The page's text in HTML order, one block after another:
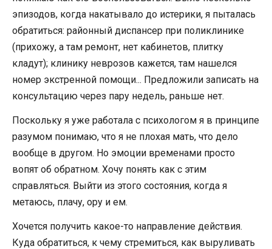
эпизодов, когда накатывало до истерики, я пыталась
обратиться: районный диспансер при поликлинике
(прихожу, а там ремонт, нет кабинетов, плитку
кладут); клинику неврозов кажется, там нашелся
номер экстренной помощи... Предложили записать на
консультацию через пару недель, раньше нет.
Поскольку я уже работала с психологом я в принципе
разумом понимаю, что я не плохая мать, что дело
вообще в другом. Но эмоции временами просто
вопят об обратном. Хочу понять как с этим
справляться. Выйти из этого состояния, когда я
метаюсь, плачу, ору и ем.
Хочется получить какое-то направление действия.
Куда обратиться, к чему стремиться, как выруливать